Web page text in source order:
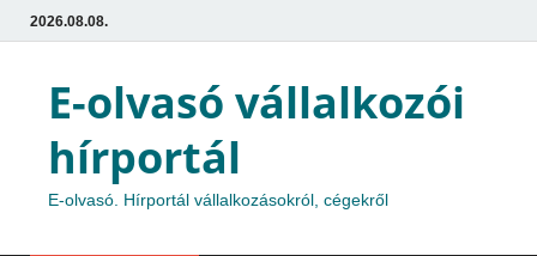
2026.08.08.
E-olvasó vállalkozói
hírportál
E-olvasó. Hírportál vállalkozásokról, cégekről